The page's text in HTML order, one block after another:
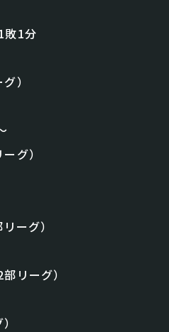
1分
）
グ）
ーグ）
リーグ）